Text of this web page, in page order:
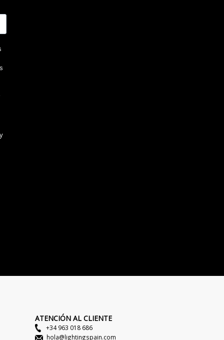
ATENCIÓN AL CLIENTE
+34 963 018 686
hola@lightingspain.com